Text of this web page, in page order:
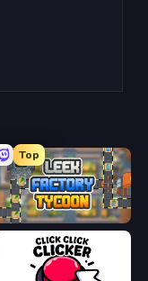
Top
Leek Factory Tycoon